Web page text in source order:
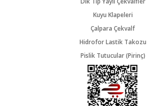
Kuyu Klapeleri
Çalpara Çekvalf
Hidrofor Lastik Takozu
Pislik Tutucular (Pirinç)